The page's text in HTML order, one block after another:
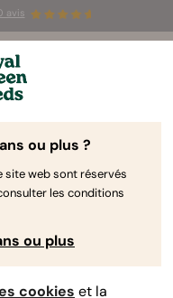
avis
-50 % sur
ou plus ?
site web sont réservés
les conditions
ou plus
cookies et la